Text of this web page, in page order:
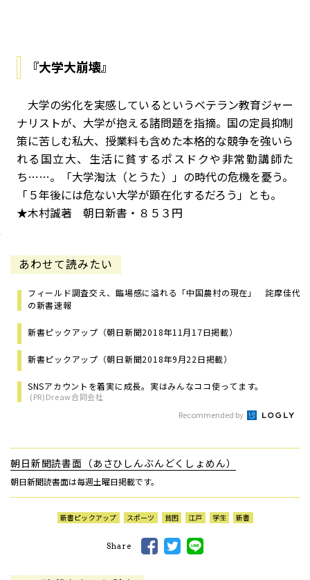
『大学大崩壊』
大学の劣化を実感しているというベテラン教育ジャー
ナリストが、大学が抱える諸問題を指摘。国の定員抑制
策に苦しむ私大、授業料も含めた本格的な競争を強いら
れる国立大、生活に貧するポスドクや非常勤講師た
ち……。「大学淘汰（とうた）」の時代の危機を憂う。
「５年後には危ない大学が顕在化するだろう」とも。
★木村誠著 朝日新書・８５３円
あわせて読みたい
フィールド調査交え、臨場感に溢れる「中国農村の現在」 詫摩佳代
の新書速報
新書ピックアップ（朝日新聞2018年11月17日掲載）
新書ピックアップ（朝日新聞2018年9月22日掲載）
SNSアカウントを着実に成長。実はみんなココ使ってます。
(PR)Dreaw合同会社
Recommended by
朝日新聞読書面（あさひしんぶんどくしょめん）
朝日新聞読書面は毎週土曜日掲載です。
新書ピックアップ スポーツ 貧困 江戸 学生 新書
Share